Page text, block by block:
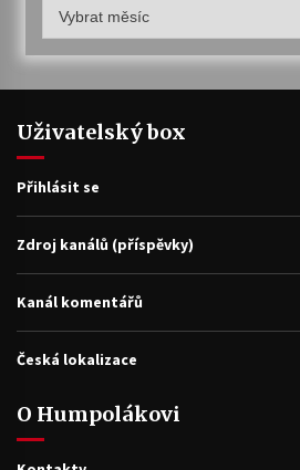
archiv
Uživatelský box
Přihlásit se
Zdroj kanálů (příspěvky)
Kanál komentářů
Česká lokalizace
O Humpolákovi